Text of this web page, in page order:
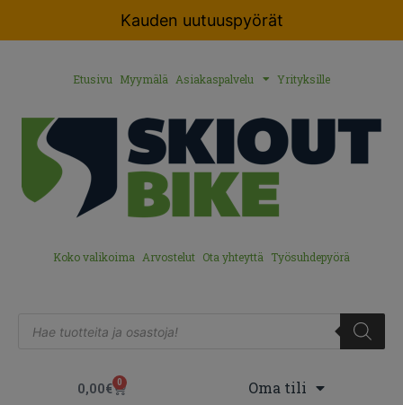
Kauden uutuuspyörät
Etusivu Myymälä Asiakaspalvelu Yrityksille
Koko valikoima Arvostelut Ota yhteyttä Työsuhdepyörä
0,00€ 0 Oma tili